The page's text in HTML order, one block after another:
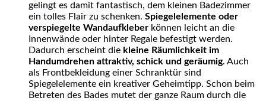
gelingt es damit fantastisch, dem kleinen Badezimmer
ein tolles Flair zu schenken. Spiegelelemente oder
verspiegelte Wandaufkleber können leicht an die
Innenwände oder hinter Regale befestigt werden.
Dadurch erscheint die kleine Räumlichkeit im
Handumdrehen attraktiv, schick und geräumig. Auch
als Frontbekleidung einer Schranktür sind
Spiegelelemente ein kreativer Geheimtipp. Schon beim
Betreten des Bades mutet der ganze Raum durch die